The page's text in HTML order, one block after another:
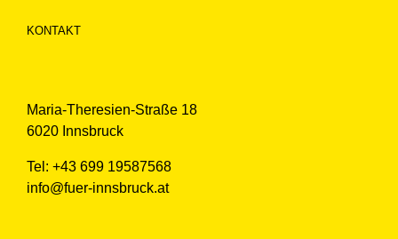
KONTAKT
Maria-Theresien-Straße 18
6020 Innsbruck
Tel: +43 699 19587568
info@fuer-innsbruck.at